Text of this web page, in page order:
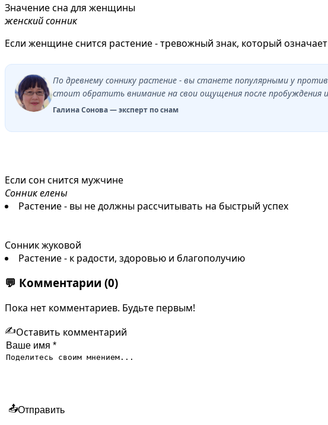
Значение сна для женщины
женский сонник
Если женщине снится растение - тревожный знак, который
По древнему соннику растение - вы станете популярными у
стоит обратить внимание на свои ощущения после пробуждения и
Галина Сонова — эксперт по снам
Если сон снится мужчине
Сонник елены
Растение - вы не должны рассчитывать на быстрый успех
Сонник жуковой
Растение - к радости, здоровью и благополучию
💬 Комментарии (0)
Пока нет комментариев. Будьте первым!
✍️Оставить комментарий
📤Отправить